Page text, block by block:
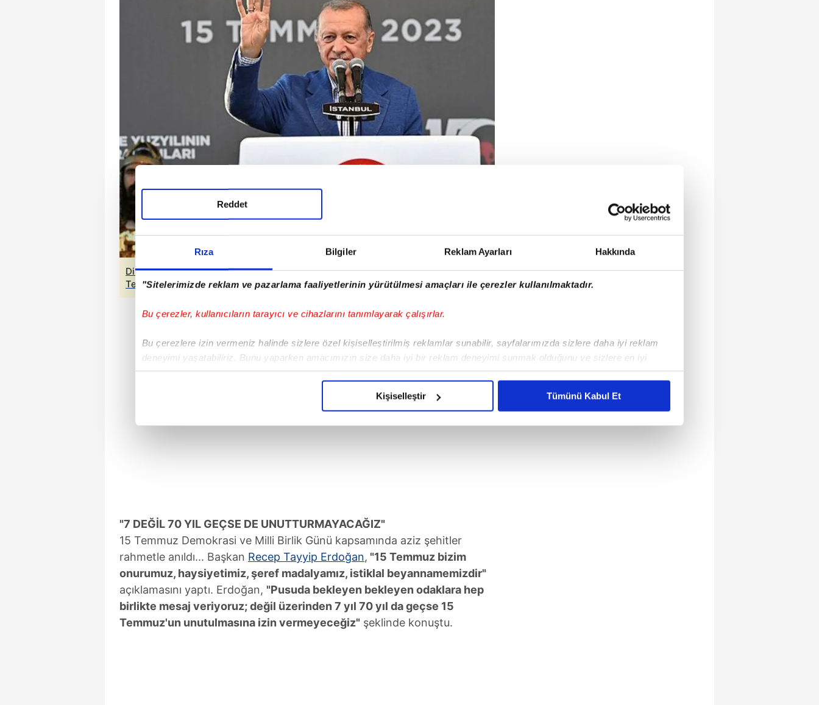
Rıza Bilgiler Reklam Ayarları Hakkında
"Sitelerimizde reklam ve pazarlama faaliyetlerinin yürütülmesi amaçları ile çerezler kullanılmaktadır.
Bu çerezler, kullanıcıların tarayıcı ve cihazlarını tanımlayarak çalışırlar.
Bu çerezlere izin vermeniz halinde sizlere özel kişiselleştirilmiş reklamlar sunabilir, sayfalarımızda sizlere daha iyi reklam
deneyimi yaşatabiliriz. Bunu yaparken amacımızın size daha iyi bir reklam deneyimi sunmak olduğunu ve sizlere en iyi
içerikleri sunabilmek adına elimizden gelen çabayı gösterdiğimizi ve bu noktada, reklamların maliyetlerimizi karşılamak
Çerezlere ilişkin tercihlerinizi aşağıda yer alan panel vasıtasıyla belirleyebilirsiniz. Çerezlere ilişkin detaylı bilgi için Ayarlar
butonuna tıklayabilir,
6698 sayılı Kişisel Verilerin Korunması Kanunu uyarınca hazırlanmış Aydınlatma Metnimizi okumak ve sitemizde ilgili
mevzuata uygun olarak kullanılan çerezlerle ilgili bilgi almak için lütfentıklayınız
Reddet
Kişiselleştir Tümünü Kabul Et
Diriliş destanı 7 yaşında! Başkan Erdoğan Beylerbeyinde milli iradeyle kucaklaştı: 15
Temmuzu 7 değil 70 yıl geçse de unutturmayacağız
"7 DEĞİL 70 YIL GEÇSE DE UNUTTURMAYACAĞIZ"
15 Temmuz Demokrasi ve Milli Birlik Günü kapsamında aziz şehitler
rahmetle anıldı... Başkan Recep Tayyip Erdoğan, "15 Temmuz bizim
onurumuz, haysiyetimiz, şeref madalyamız, istiklal beyannamemizdir"
açıklamasını yaptı. Erdoğan, "Pusuda bekleyen bekleyen odaklara hep
birlikte mesaj veriyoruz; değil üzerinden 7 yıl 70 yıl da geçse 15
Temmuz'un unutulmasına izin vermeyeceğiz" şeklinde konuştu.